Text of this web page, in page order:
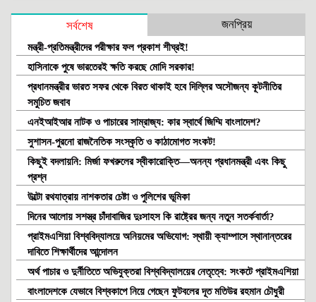
সর্বশেষ জনপ্রিয়
মন্ত্রী-প্রতিমন্ত্রীদের পরীক্ষার ফল প্রকাশ শীঘ্রই!
হাসিনাকে পুষে ভারতেরই ক্ষতি করছে মোদি সরকার!
প্রধানমন্ত্রীর ভারত সফর থেকে বিরত থাকাই হবে দিল্লির অসৌজন্য কূটনীতির
সমুচিত জবাব
এনইআইআর নাটক ও পাচারের সাম্রাজ্য: কার স্বার্থে জিম্মি বাংলাদেশ?
সুশাসন-পুরনো রাজনৈতিক সংস্কৃতি ও কাঠামোগত সংকট!
কিছুই বদলায়নি: মির্জা ফখরুলের স্বীকারোক্তি—অনন্য প্রধানমন্ত্রী এবং কিছু
প্রশ্ন
উল্টো রথযাত্রায় নাশকতার চেষ্টা ও পুলিশের ভূমিকা
দিনের আলোয় সশস্ত্র চাঁদাবাজির দুঃসাহস কি রাষ্ট্রের জন্য নতুন সতর্কবার্তা?
প্রাইমএশিয়া বিশ্ববিদ্যালয়ে অনিয়মের অভিযোগ: স্থায়ী ক্যাম্পাসে স্থানান্তরের
দাবিতে শিক্ষার্থীদের আন্দোলন
অর্থ পাচার ও দুর্নীতিতে অভিযুক্তরা বিশ্ববিদ্যালয়ের নেতৃত্বে: সংকটে প্রাইমএশিয়া
বাংলাদেশকে যেভাবে বিশ্বকাপে নিয়ে গেছেন ফুটবলের দূত মতিউর রহমান চৌধুরী